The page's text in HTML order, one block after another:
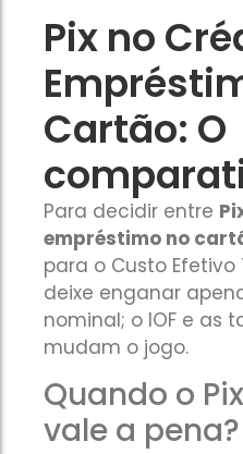
Pix no
Cartão: O
Para decidir entre
empréstimo no
para o Custo Efetivo
deixe enganar
nominal; o IOF e as
mudam o jogo.
Quando o
vale a pena?